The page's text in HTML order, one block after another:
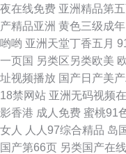
夜在线免费 亚洲精品第
产精品亚洲 黄色三级成年
哟哟 亚洲天堂丁香五月
一页国 另类区另类欧美
址视频播放 国产日产美
18禁网站 亚洲无码视频
影香港 成人免费 蜜桃91
女人
人人97综合精品 岛
国产第66页 另类国产在线